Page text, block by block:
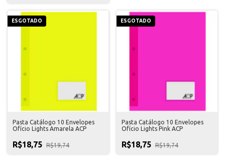
ESGOTADO
Pasta Catálogo 10 Envelopes
Ofício Lights Amarela ACP
R$18,75 R$19,74
ESGOTADO
Pasta Catálogo 10 Envelopes
Ofício Lights Pink ACP
R$18,75 R$19,74